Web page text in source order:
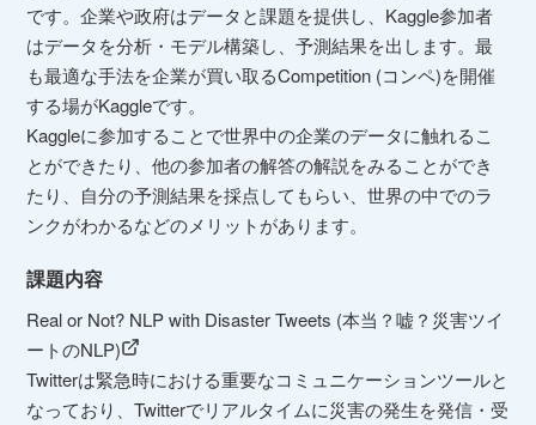
です。企業や政府はデータと課題を提供し、Kaggle参加者
はデータを分析・モデル構築し、予測結果を出します。最
も最適な手法を企業が買い取るCompetition (コンペ)を開催
する場がKaggleです。
Kaggleに参加することで世界中の企業のデータに触れるこ
とができたり、他の参加者の解答の解説をみることができ
たり、自分の予測結果を採点してもらい、世界の中でのラ
ンクがわかるなどのメリットがあります。
課題内容
Real or Not? NLP with Disaster Tweets (本当？嘘？災害ツイ
ートのNLP)
Twitterは緊急時における重要なコミュニケーションツールと
なっており、Twitterでリアルタイムに災害の発生を発信・受